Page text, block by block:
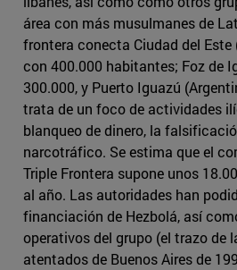
área con más musulmanes de
frontera conecta Ciudad del Este
con 400.000 habitantes; Foz de
300.000, y Puerto Iguazú
trata de un foco de actividades
blanqueo de dinero, la
narcotráfico. Se estima que el
Triple Frontera supone unos
al año. Las autoridades han
financiación de Hezbolá, así
operativos del grupo (el trazo de
atentados de Buenos Aires de